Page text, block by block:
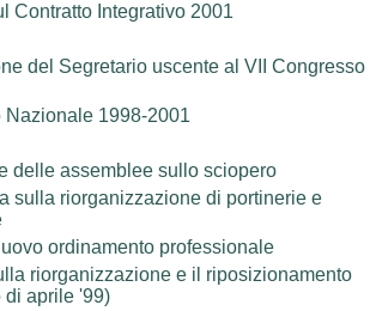
Contratto Integrativo 2001
del Segretario uscente al VII Congresso
Nazionale 1998-2001
delle assemblee sullo sciopero
sulla riorganizzazione di portinerie e
ordinamento professionale
riorganizzazione e il riposizionamento
di aprile '99)